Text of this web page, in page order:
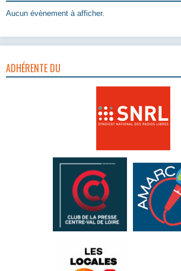
Aucun évènement à afficher.
ADHÉRENTE DU